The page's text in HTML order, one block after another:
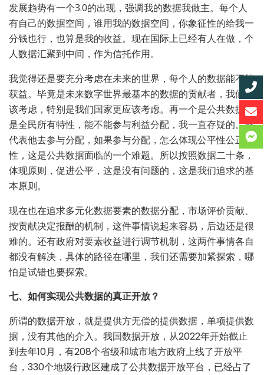
发展趋势有一个3.0的出现，强调我的数据我做主。每个人
有自己的数据空间，谁用我的数据空间，你象征性的给我一
分钱也行，也算是我的收益。现在国际上已经有人在做，个
人数据汇聚到中间，作为信托作用。
我觉得还是要充分考虑在未来的世界，每个人的数据能不能
获益。毕竟是未来数字世界最基本的数据的贡献者，我们应
该考虑，特别是我们国家更应该考虑。再一个是公共数据，
是全民所有特性，能不能参与利益分配，我一直存疑的。谁
代表他去参与分配，如果参与分配，怎么体现公平性公正
性，这是公共数据面临的一个难题。所以按照数据二十条，
体现原则，促进公平，这是没有问题的，这是我们追求的基
本原则。
现在也在追求多元化数据要素的数据分配，市场评价贡献、
按贡献决定报酬的机制，这件事情说起来容易，后边还是很
难的。还有政府对要素收益进行调节机制，这两件事情各自
都没有解决，具体的路径在哪里，我们还需要加紧探索，哪
怕是试错也要探索。
七、如何实现公共数据的真正开放？
所谓的数据开放，就是提供方无偿的提供数据，单项提供数
据，没有其他的介入。我国数据开放，从2022年开始截止
到去年10月，有208个省级和城市地方政府上线了开放平
台，330个地级行政区建成了公共数据开放平台，已经占了